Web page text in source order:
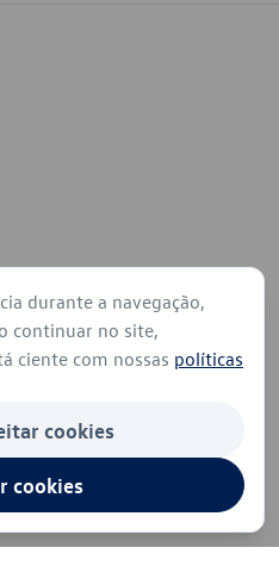
durante a navegação,
continuar no site,
ciente com nossas políticas
cookies
cookies